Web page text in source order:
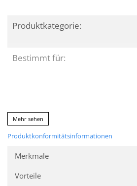
Produktkategorie:
Bestimmt für:
Sammlung:
Anzahl der Stücke:
Mehr sehen
Produktkonformitätsinformationen
Merkmale
Vorteile